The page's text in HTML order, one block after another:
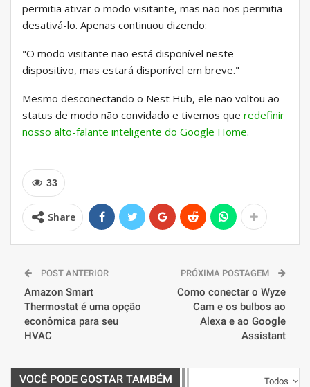
permitia ativar o modo visitante, mas não nos permitia
desativá-lo. Apenas continuou dizendo:
"O modo visitante não está disponível neste
dispositivo, mas estará disponível em breve."
Mesmo desconectando o Nest Hub, ele não voltou ao
status de modo não convidado e tivemos que redefinir
nosso alto-falante inteligente do Google Home.
33
Share
POST ANTERIOR
Amazon Smart
Thermostat é uma opção
econômica para seu
HVAC
PRÓXIMA POSTAGEM
Como conectar o Wyze
Cam e os bulbos ao
Alexa e ao Google
Assistant
Todos
VOCÊ PODE GOSTAR TAMBÉM